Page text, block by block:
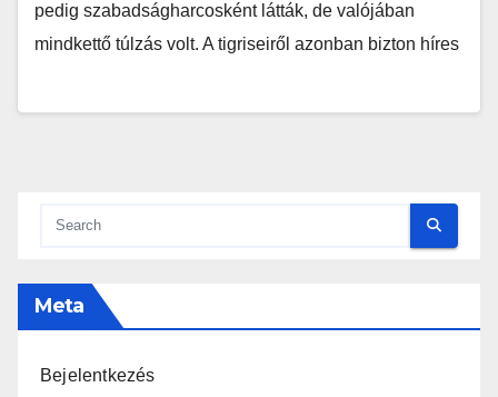
pedig szabadságharcosként látták, de valójában
mindkettő túlzás volt. A tigriseiről azonban bizton híres
Meta
Bejelentkezés